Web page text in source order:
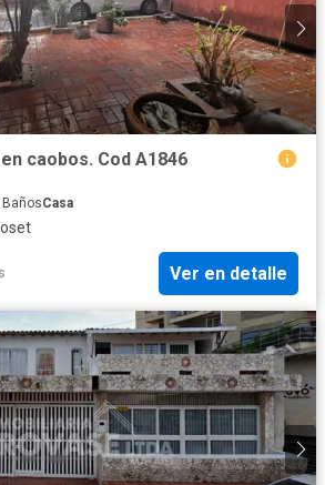
caobos. Cod A1846
BañosCasa
Ver en detalle